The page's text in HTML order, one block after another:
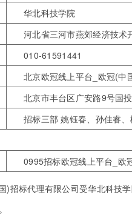
华北科技学院
河北省三河市燕郊经济技术
010-61591441
北京欧冠线上平台_欧冠(中
北京市丰台区广安路9号国
招标三部 姚钰春、孙佳睿
0995招标欧冠线上平台_欧
标代理有限公司受华北科技学